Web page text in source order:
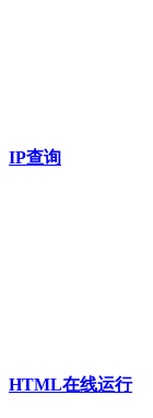
IP查询
HTML在线运行